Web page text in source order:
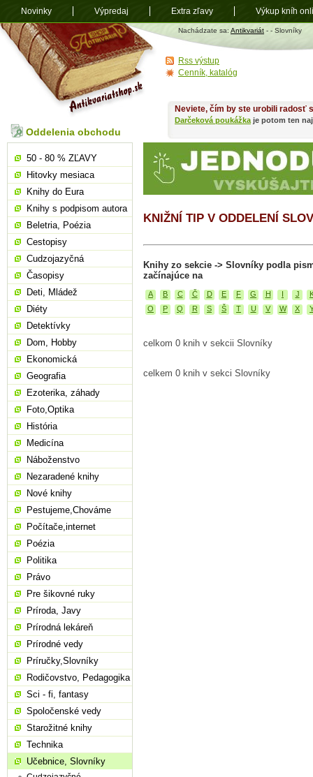
Antikvariát
shop.sk
Nachádzate sa: Antikvariát - - Slovníky
KNIŽNÍ TIP V ODDELENÍ
Knihy zo sekcie -> Slovníky podla
začínajúce na
A B C Č D E F G H J
O
P Q R S Š T U V W X
celkom 0 knih v sekcii Slovníky
celkem 0 knih v sekci Slovníky
Neviete, čím by ste urobili radosť
Darčeková poukážka je potom ten
Oddelenia obchodu
50 - 80 % ZĽAVY
Hitovky mesiaca
Knihy do Eura
Knihy s podpisom autora
Beletria, Poézia
Cestopisy
Cudzojazyčná
Časopisy
Deti, Mládež
Diéty
Detektívky
Dom, Hobby
Ekonomická
Geografia
Ezoterika, záhady
Foto,Optika
História
Medicína
Náboženstvo
Nezaradené knihy
Nové knihy
Pestujeme,Chováme
Počítače,internet
Poézia
Politika
Právo
Pre šikovné ruky
Príroda, Javy
Prírodná lekáreň
Prírodné vedy
Príručky,Slovníky
Rodičovstvo, Pedagogika
Sci - fi, fantasy
Spoločenské vedy
Starožitné knihy
Technika
Učebnice, Slovníky
Rss výstup
Cenník, katalóg
Novinky Výpredaj Extra zľavy Výkup kníh